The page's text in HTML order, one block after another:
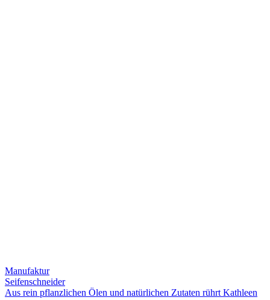
Manufaktur
Seifenschneider
Aus rein pflanzlichen Ölen und natürlichen Zutaten rührt Kathleen